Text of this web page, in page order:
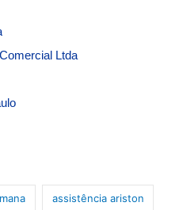
Ltda
assistência ariston